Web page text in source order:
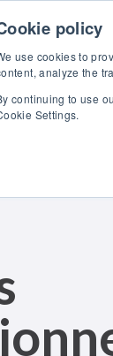
policy
use cookies to
analyze the
continuing to use
Settings.